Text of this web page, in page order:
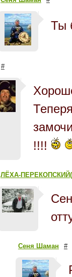
Ты
#
!!!!
ЛЁХА-
Сеня Шаман #